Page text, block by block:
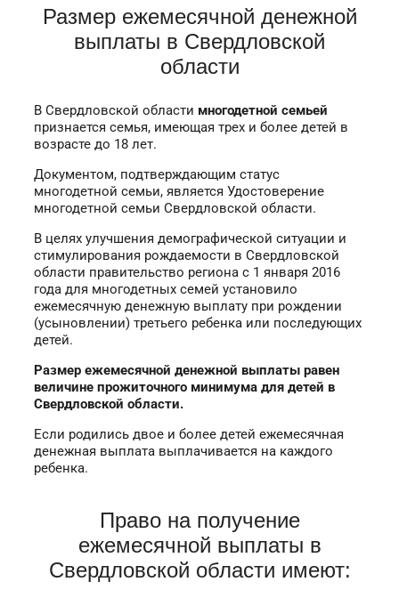
Размер ежемесячной денежной
выплаты в Свердловской
области
В Свердловской области многодетной семьей
признается семья, имеющая трех и более детей в
возрасте до 18 лет.
Документом, подтверждающим статус
многодетной семьи, является Удостоверение
многодетной семьи Свердловской области.
В целях улучшения демографической ситуации и
стимулирования рождаемости в Свердловской
области правительство региона с 1 января 2016
года для многодетных семей установило
ежемесячную денежную выплату при рождении
(усыновлении) третьего ребенка или последующих
детей.
Размер ежемесячной денежной выплаты равен
величине прожиточного минимума для детей в
Свердловской области.
Если родились двое и более детей ежемесячная
денежная выплата выплачивается на каждого
ребенка.
Право на получение
ежемесячной выплаты в
Свердловской области имеют: